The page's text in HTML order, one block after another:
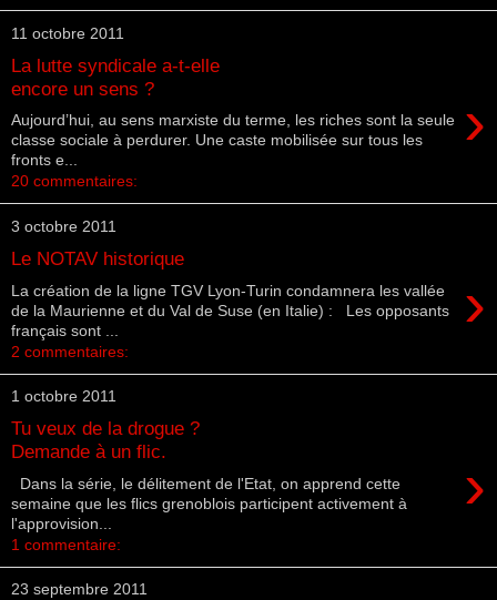
11 octobre 2011
La lutte syndicale a-t-elle
encore un sens ?
›
Aujourd’hui, au sens marxiste du terme, les riches sont la seule
classe sociale à perdurer. Une caste mobilisée sur tous les
fronts e...
20 commentaires:
3 octobre 2011
Le NOTAV historique
›
La création de la ligne TGV Lyon-Turin condamnera les vallée
de la Maurienne et du Val de Suse (en Italie) : Les opposants
français sont ...
2 commentaires:
1 octobre 2011
Tu veux de la drogue ?
Demande à un flic.
›
Dans la série, le délitement de l'Etat, on apprend cette
semaine que les flics grenoblois participent activement à
l'approvision...
1 commentaire:
23 septembre 2011